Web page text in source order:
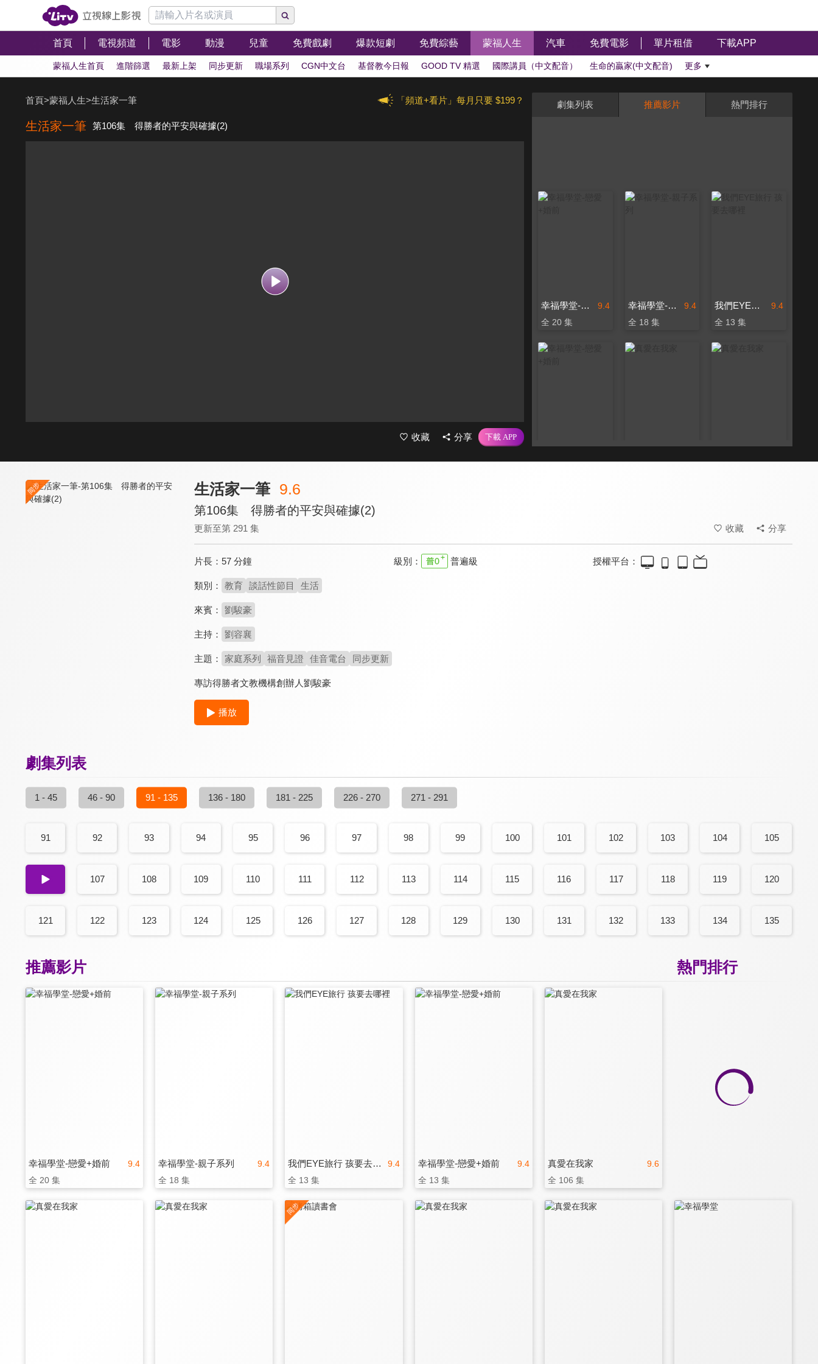
首頁 電視頻道 電影 動漫 兒童 免費戲劇 爆款短劇 免費綜藝 蒙福人生 汽車 免費電影 單片租借 下載APP
蒙福人生首頁 進階篩選 最新上架 同步更新 職場系列 CGN中文台 基督教今日報 GOOD TV 精選 國際講員（中文配音） 生命的贏家(中文配音) 更多
「頻道+看片」每月只要 $199？
首頁>蒙福人生>生活家一筆
生活家一筆 第106集 得勝者的平安與確據(2)
收藏 分享
劇集列表 推薦影片 熱門排行
9.4
幸福學堂-戀愛+婚前
全 20 集
9.4
幸福學堂-親子系列
全 18 集
9.4
我們EYE旅行 孩要去哪裡
全 13 集
全 77 集
生活家一筆 9.6
第106集 得勝者的平安與確據(2)
更新至第 291 集 收藏 分享
片長： 57 分鐘 級別： 普遍級 授權平台：
類別： 教育 談話性節目 生活
來賓： 劉駿豪
主持： 劉容襄
主題： 家庭系列 福音見證 佳音電台 同步更新
專訪得勝者文教機構創辦人劉駿豪
播放
劇集列表
1 - 45 46 - 90 91 - 135 136 - 180 181 - 225 226 - 270 271 - 291
91 92 93 94 95 96 97 98 99 100 101 102 103 104 105
106 107 108 109 110 111 112 113 114 115 116 117 118 119 120
121 122 123 124 125 126 127 128 129 130 131 132 133 134 135
熱門排行
推薦影片
9.4
幸福學堂-戀愛+婚前
全 20 集
9.4
幸福學堂-親子系列
全 18 集
9.4
我們EYE旅行 孩要去哪裡
全 13 集
9.4
幸福學堂-戀愛+婚前
全 13 集
9.6
真愛在我家
全 106 集